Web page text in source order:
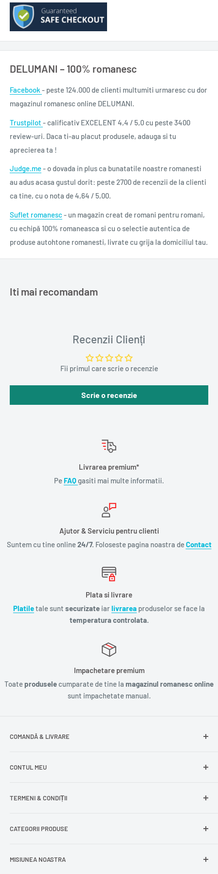
tăia și servi pizza cu ușurință și stil, transformând fiecare
masă într-o experiență plăcută și memorabilă.
DELUMANI – 100% romanesc
Facebook - peste 124.000 de clienti multumiti urmaresc cu dor
magazinul romanesc online DELUMANI.
Trustpilot - calificativ EXCELENT 4,4 / 5,0 cu peste 3400
review-uri. Daca ti-au placut produsele, adauga si tu
aprecierea ta !
Judge.me- o dovada in plus ca bunatatile noastre romanesti
au adus acasa gustul dorit: peste 2700 de recenzii de la clienti
ca tine, cu o nota de 4,64 / 5,00.
Suflet romanesc- un magazin creat de romani pentru romani,
cu echipă 100% romaneasca si cu o selectie autentica de
produse autohtone romanesti, livrate cu grija la domiciliul tau.
Iti mai recomandam
Recenzii Clienți
Fii primul care scrie o recenzie
Scrie o recenzie
Livrarea premium*
Pe FAQgasiti mai multe informatii.
Ajutor & Serviciu pentru clienti
Suntem cu tine online24/7. Foloseste pagina noastra deContact
Plata si livrare
Platiletale sunt securizate iarlivrarea produselor se face la
temperatura controlata.
Impachetare premium
Toate produsele cumparate de tine la magazinul romanesc online
sunt impachetate manual.
COMANDĂ & LIVRARE
Livrare gratuită
CONTUL MEU
Comenzile mele
Cont nou
Comandă ca oaspete
TERMENI & CONDIȚII
Politica de returnare
Politica de expediere
CATEGORII PRODUSE
Dulciuri și snacks
MISIUNEA NOASTRA